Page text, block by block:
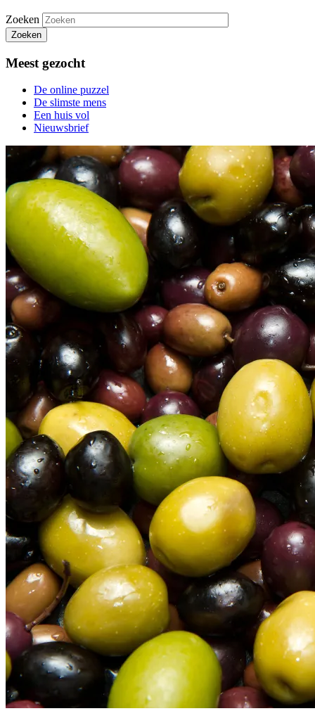
Zoeken
Zoeken
Meest gezocht
De online puzzel
De slimste mens
Een huis vol
Nieuwsbrief